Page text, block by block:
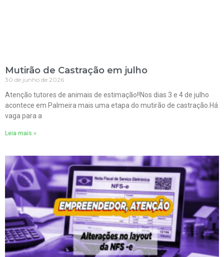
Mutirão de Castração em julho
30 de junho de 2026
Atenção tutores de animais de estimação!!Nos dias 3 e 4 de julho
acontece em Palmeira mais uma etapa do mutirão de castração.Há
vaga para a
Leia mais »